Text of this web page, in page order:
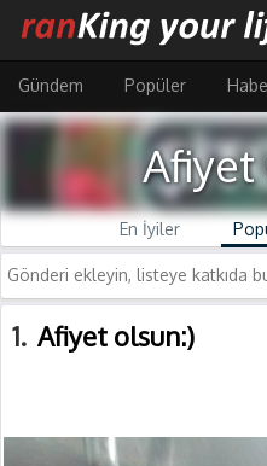
içeriğe
atla
Gündem
Popüler
Afiyet
En İyiler
1 Afiyet olsun:)